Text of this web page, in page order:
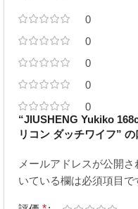
0
0
0
0
0
“JIUSHENG Yukiko
リコン ダッチワイフ”
メールアドレスが公開さ
いている欄は必須項目で